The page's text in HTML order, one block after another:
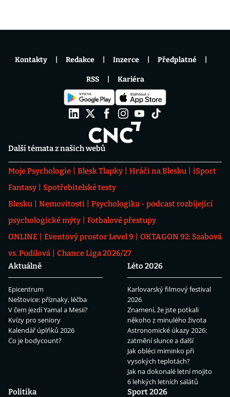
Další témata z našich webů
Moje Psychologie Blesk Tlapky Hráči na Blesku
iSport
Fantasy
Spotřebitelské testy
Blesku
Nemovitosti
Psychologika - podcast rozbíjející
psychologické mýty
Fotbalové přestupy
ONLINE
Eventový prostor Level 9
OKTAGON 92: Szabová
vs. Pudilová
Chance Liga 2026/27
Aktuálně
Epicentrum
Neštovice: příznaky, léčba
V čem jezdí Yamal a Mesii?
Kvízy pro seniory
Kalendář úplňků 2026
Co je bodycount?
Léto 2026
Karlovarský filmový festival
2026
Znamení, že jste potkali
někoho z minulého života
Astronomické úkazy 2026:
zatmění slunce a další
Jak obléci miminko při
vysokých teplotách?
Jak na dokonalé letní mojito
6 lehkých letních salátů
Politika
Sport 2026
Kontakty Redakce Inzerce Předplatné
RSS Kariéra